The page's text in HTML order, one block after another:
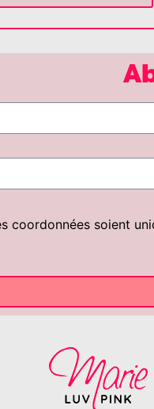
coordonnées soient